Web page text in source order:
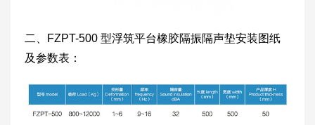
二、FZPT-500 型浮筑平台橡胶隔振隔声垫安装图纸
及参数表：